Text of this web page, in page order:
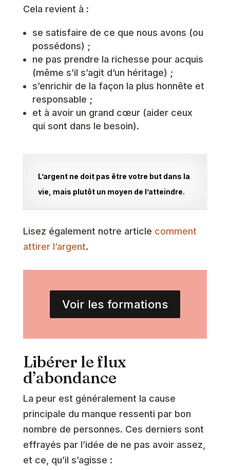
Cela revient à :
se satisfaire de ce que nous avons (ou
possédons) ;
ne pas prendre la richesse pour acquis
(même s’il s’agit d’un héritage) ;
s’enrichir de la façon la plus honnête et
responsable ;
et à avoir un grand cœur (aider ceux
qui sont dans le besoin).
L’argent ne doit pas être votre but dans la
vie, mais plutôt un moyen de l’atteindre.
Lisez également notre article comment
attirer l’argent.
Voir les formations
Libérer le flux
d’abondance
La peur est généralement la cause
principale du manque ressenti par bon
nombre de personnes. Ces derniers sont
effrayés par l’idée de ne pas avoir assez,
et ce, qu’il s’agisse :